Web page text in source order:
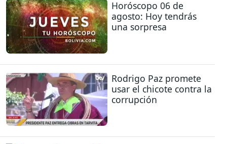
Horóscopo 06 de
agosto: Hoy tendrás
una sorpresa
Rodrigo Paz promete
usar el chicote contra la
corrupción